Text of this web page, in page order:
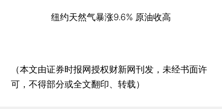
纽约天然气暴涨9.6% 原油收高
（本文由证券时报网授权财新网刊发，未经书面许
可，不得部分或全文翻印、转载）